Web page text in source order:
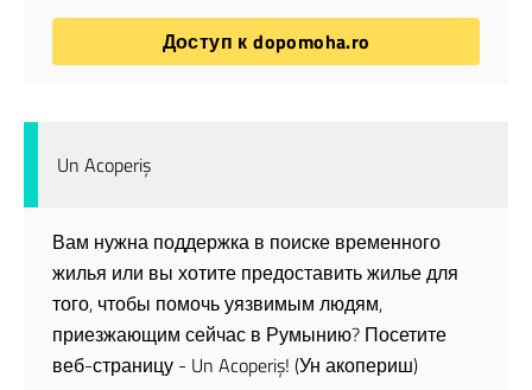
Доступ к dopomoha.ro
Un Acoperiș
Вам нужна поддержка в поиске временного
жилья или вы хотите предоставить жилье для
того, чтобы помочь уязвимым людям,
приезжающим сейчас в Румынию? Посетите
веб-страницу - Un Acoperiș! (Ун акопериш)